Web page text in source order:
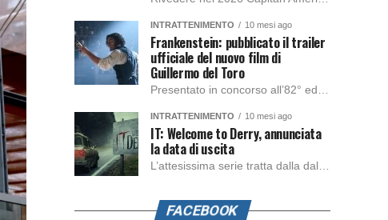
INTRATTENIMENTO 10 mesi ago
Frankenstein: pubblicato il trailer
ufficiale del nuovo film di
Guillermo del Toro
INTRATTENIMENTO 10 mesi ago
IT: Welcome to Derry, annunciata
la data di uscita
FACEBOOK